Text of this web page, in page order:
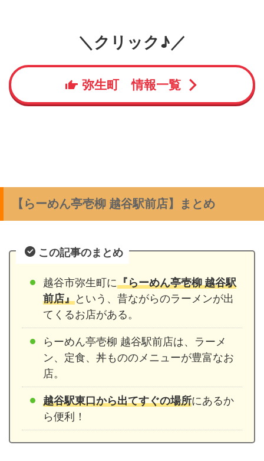
＼クリック♪／
弥生町 情報一覧
【らーめん亭壱柳 越谷駅前店】まとめ
この記事のまとめ
越谷市弥生町に『らーめん亭壱柳 越谷駅
前店』という、昔ながらのラーメンが出
てくるお店がある。
らーめん亭壱柳 越谷駅前店は、ラーメ
ン、定食、丼もののメニューが豊富なお
店。
越谷駅東口から出てすぐの場所にあるか
ら便利！